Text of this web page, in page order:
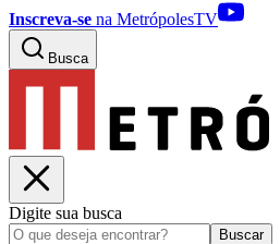
Inscreva-se na MetrópolesTV
Busca
Digite sua busca
Buscar